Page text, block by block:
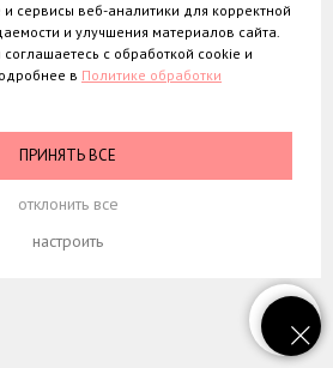
любому, кто принимает
решения в компании. Это
бизнеса. Это может быть
директор, если финальное
не должность, а реальная роль:
направление развития
ответственность.
и сервисы веб-аналитики для корректной
и улучшения материалов сайта.
с обработкой cookie и
в Политике обработки
ПРИНЯТЬ ВСЕ
отклонить все
настроить